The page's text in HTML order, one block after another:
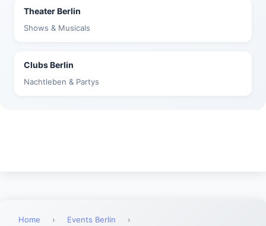
Theater Berlin
Shows & Musicals
Clubs Berlin
Nachtleben & Partys
Home › Events Berlin ›